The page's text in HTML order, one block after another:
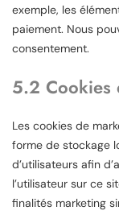
exemple, les
paiement. Nous
consentement.
5.2 Cookies
Les cookies de
forme de stockage
d’utilisateurs afin
l’utilisateur sur ce
finalités marketing